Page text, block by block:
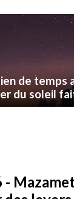
de temps
du soleil